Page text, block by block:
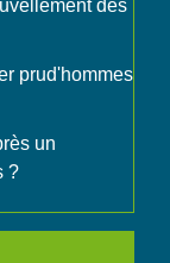
des
prud'hommes
un
?